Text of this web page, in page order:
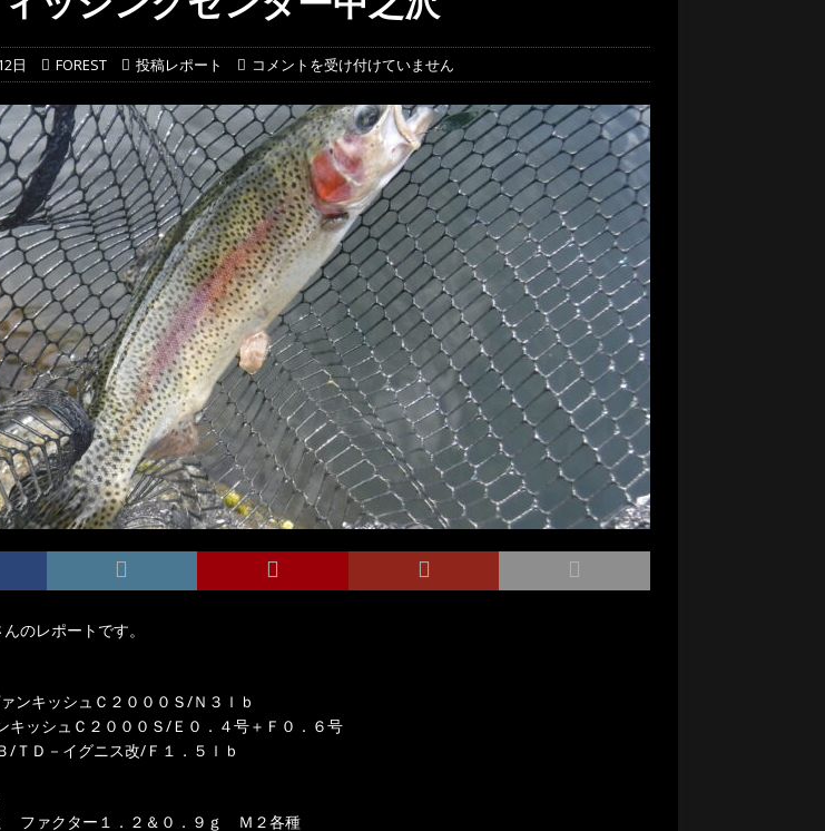
日 FOREST 投稿レポート コメントを受け付けていません
のレポートです。
ンキッシュＣ２０００Ｓ/Ｎ３ｌｂ
キッシュＣ２０００Ｓ/Ｅ０．４号＋Ｆ０．６号
/ＴＤ－イグニス改/Ｆ１．５ｌｂ
ファクター１．２＆０．９ｇ Ｍ２各種